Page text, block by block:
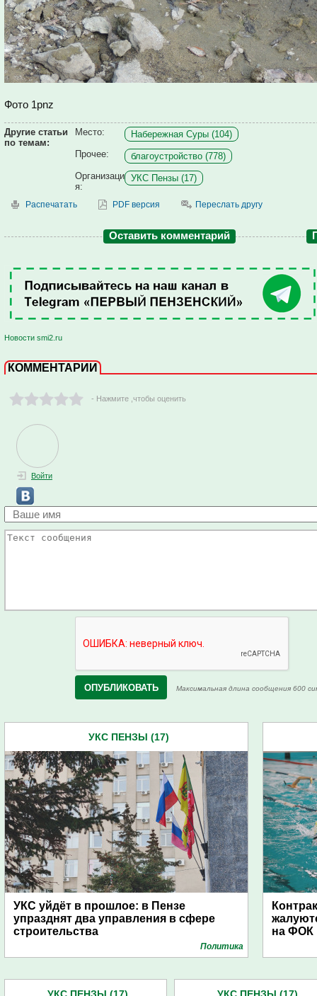
Фото 1pnz
Другие статьи
по темам:
Место:
Набережная Суры (104)
Прочее:
благоустройство (778)
Организаци
я:
УКС Пензы (17)
Распечатать PDF версия Переслать другу
Оставить комментарий
Новости smi2.ru
КОММЕНТАРИИ
- Нажмите ,чтобы оценить
Войти
Максимальная длина сообщения 600
УКС ПЕНЗЫ (17)
УКС уйдёт в прошлое: в Пензе
упразднят два управления в сфере
строительства
Политика
на ФОК